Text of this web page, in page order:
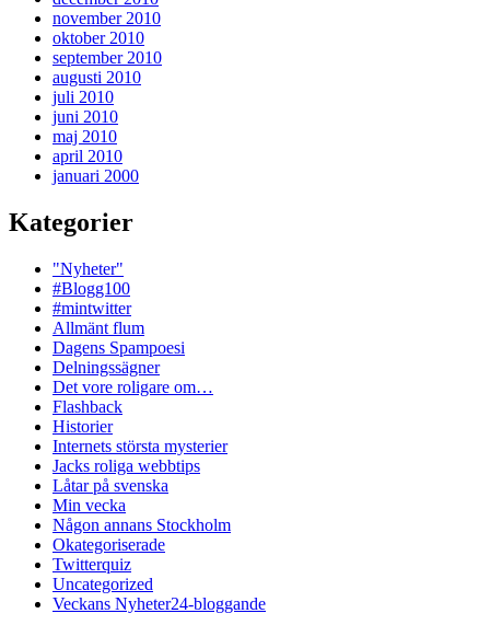
november 2010
oktober 2010
september 2010
augusti 2010
juli 2010
juni 2010
maj 2010
april 2010
januari 2000
Kategorier
"Nyheter"
#Blogg100
#mintwitter
Allmänt flum
Dagens Spampoesi
Delningssägner
Det vore roligare om…
Flashback
Historier
Internets största mysterier
Jacks roliga webbtips
Låtar på svenska
Min vecka
Någon annans Stockholm
Okategoriserade
Twitterquiz
Uncategorized
Veckans Nyheter24-bloggande